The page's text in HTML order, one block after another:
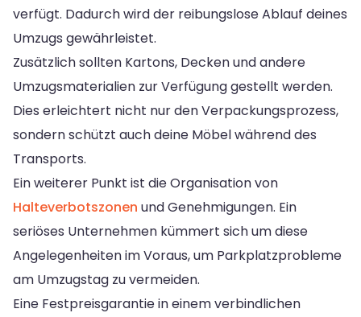
verfügt. Dadurch wird der reibungslose Ablauf deines
Umzugs gewährleistet.
Zusätzlich sollten Kartons, Decken und andere
Umzugsmaterialien zur Verfügung gestellt werden.
Dies erleichtert nicht nur den Verpackungsprozess,
sondern schützt auch deine Möbel während des
Transports.
Ein weiterer Punkt ist die Organisation von
Halteverbotszonen und Genehmigungen. Ein
seriöses Unternehmen kümmert sich um diese
Angelegenheiten im Voraus, um Parkplatzprobleme
am Umzugstag zu vermeiden.
Eine Festpreisgarantie in einem verbindlichen